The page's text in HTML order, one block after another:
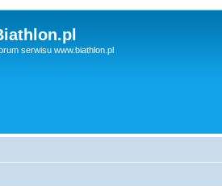
serwisu www.biathlon.pl